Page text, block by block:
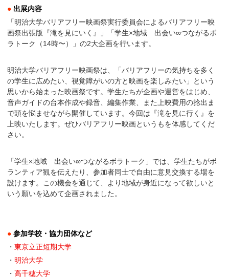
● 出展内容
「明治大学バリアフリー映画祭実行委員会によるバリアフリー映
画祭出張版『滝を見にいく』」「学生×地域 出会い∞つながるボ
ラトーク（14時〜）」の2大企画を行います。
明治大学バリアフリー映画祭は、「バリアフリーの気持ちを多く
の学生に広めたい、視覚障がいの方と映画を楽しみたい」という
思いから始まった映画祭です。学生たちが企画や運営をはじめ、
音声ガイドの台本作成や録音、編集作業、また上映費用の捻出ま
で頭を悩ませながら開催しています。今回は『滝を見に行く』を
上映いたします。ぜひバリアフリー映画というもを体感してくだ
さい。
「学生×地域 出会い∞つながるボラトーク」では、学生たちがボ
ランティア観を伝えたり、参加者同士で自由に意見交換する場を
設けます。この機会を通じて、より地域が身近になって欲しいと
いう願いを込めて企画されました。
● 参加学校・協力団体など
・東京立正短期大学
・ 明治大学
・高千穂大学